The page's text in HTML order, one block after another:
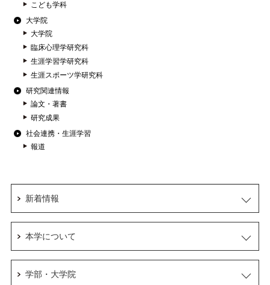
こども学科
大学院
大学院
臨床心理学研究科
生涯学習学研究科
生涯スポーツ学研究科
研究関連情報
論文・著書
研究成果
社会連携・生涯学習
報道
新着情報
本学について
学部・大学院